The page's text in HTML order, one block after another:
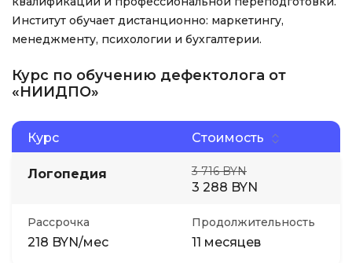
Институт обучает дистанционно: маркетингу,
менеджменту, психологии и бухгалтерии.
Курс по обучению дефектолога от
«НИИДПО»
Курс Стоимость
Логопедия 3 716 BYN
3 288 BYN
Рассрочка
218 BYN/мес
Продолжительность
11 месяцев